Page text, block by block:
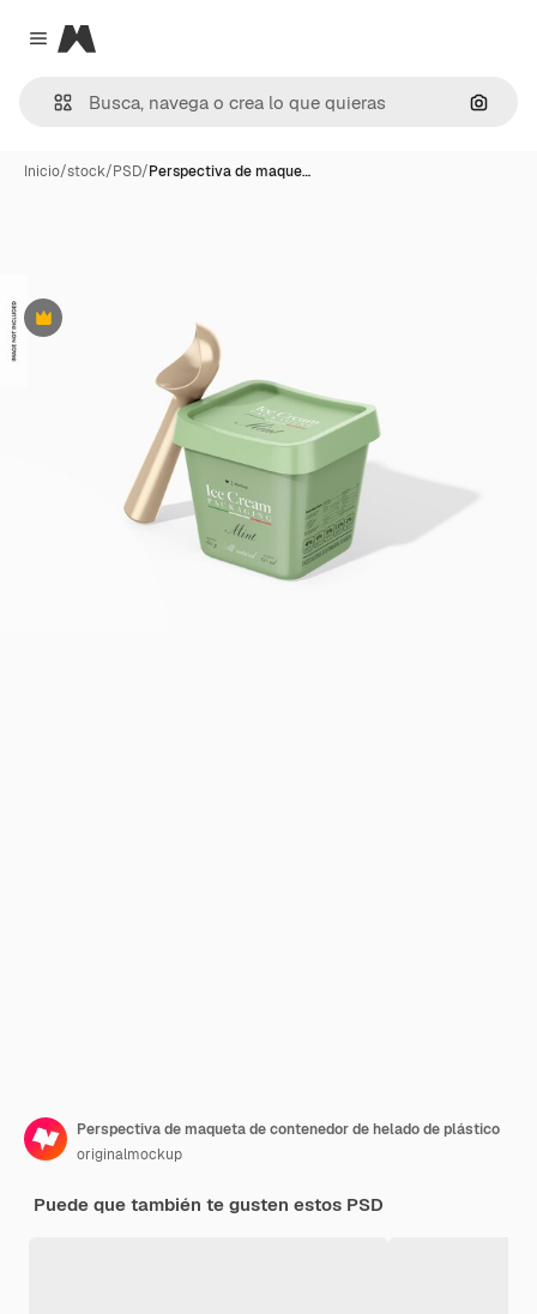
Close menu
Magnific
Inicio/stock/PSD/Perspectiva de maque…
Premium
Perspectiva de maqueta de contenedor de helado de plástico
originalmockup
Puede que también te gusten estos PSD